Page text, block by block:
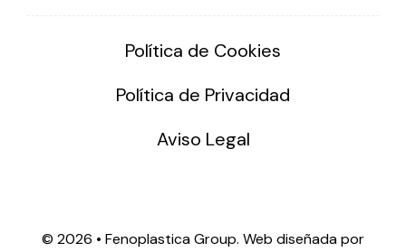
Política de Cookies
Política de Privacidad
Aviso Legal
© 2026 • Fenoplastica Group. Web diseñada por